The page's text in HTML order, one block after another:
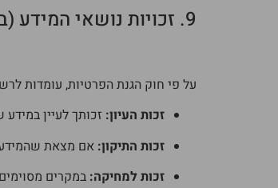
9. זכויות נושאי המידע (בהתאם לתיקון 13)
על פי חוק הגנת הפרטיות, עומדות
זכות העיון: זכותך לעיין
זכות התיקון: אם מצאת שהמידע
זכות למחיקה: במקרים